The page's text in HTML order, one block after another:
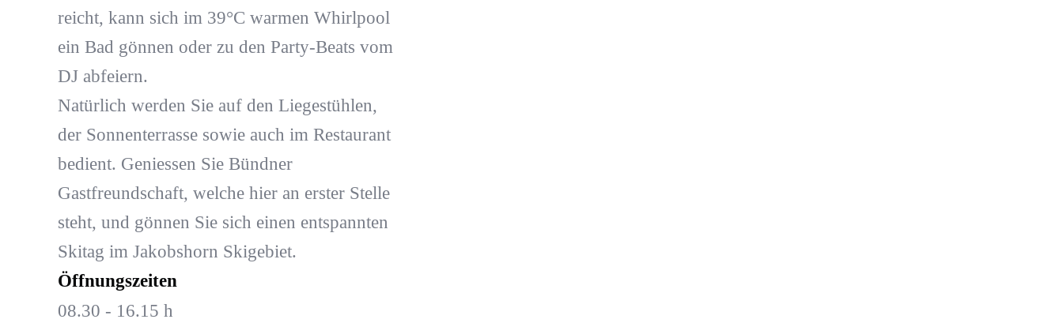
reicht, kann sich im 39°C warmen Whirlpool
ein Bad gönnen oder zu den Party-Beats vom
DJ abfeiern.
Natürlich werden Sie auf den Liegestühlen,
der Sonnenterrasse sowie auch im Restaurant
bedient. Geniessen Sie Bündner
Gastfreundschaft, welche hier an erster Stelle
steht, und gönnen Sie sich einen entspannten
Skitag im Jakobshorn Skigebiet.
Öffnungszeiten
08.30 - 16.15 h